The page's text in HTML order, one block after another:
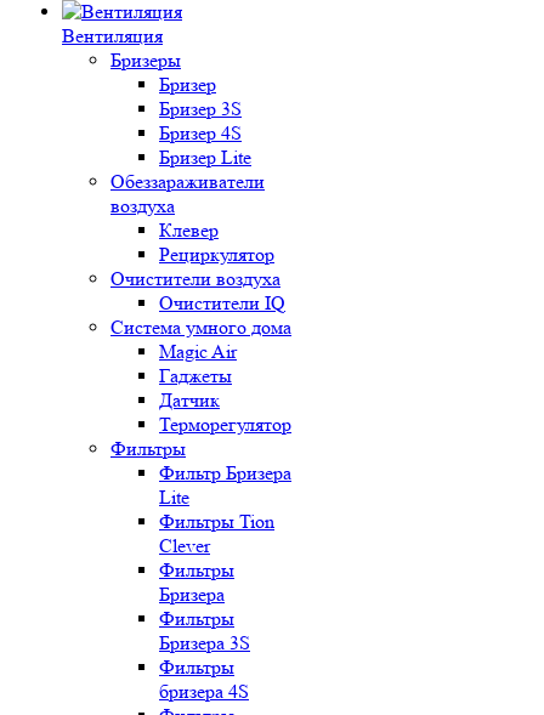
Вентиляция
Бризеры
Бризер
Бризер 3S
Бризер 4S
Бризер Lite
Обеззараживатели
воздуха
Клевер
Рециркулятор
Очистители воздуха
Очистители IQ
Система умного дома
Magic Air
Гаджеты
Датчик
Терморегулятор
Фильтры
Фильтр Бризера
Lite
Фильтры Tion
Clever
Фильтры
Бризера
Фильтры
Бризера 3S
Фильтры
бризера 4S